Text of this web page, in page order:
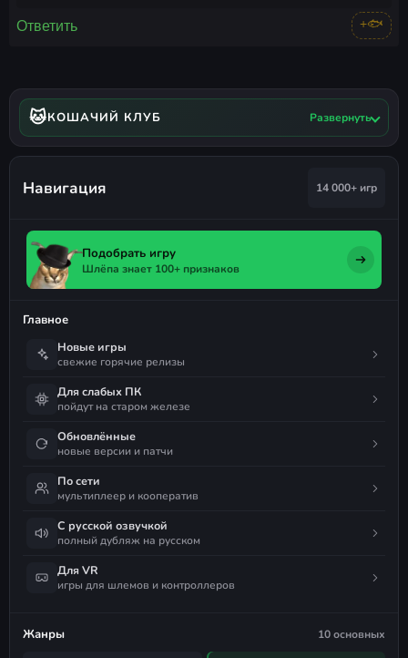
Ответить +🐟
🐱КОШАЧИЙ КЛУБ Развернуть
Навигация 14 000+ игр
Подобрать игру
Шлёпа знает 100+ признаков
Главное
Новые игры
свежие горячие релизы
Для слабых ПК
пойдут на старом железе
Обновлённые
новые версии и патчи
По сети
мультиплеер и кооператив
С русской озвучкой
полный дубляж на русском
Для VR
игры для шлемов и контроллеров
Жанры 10 основных